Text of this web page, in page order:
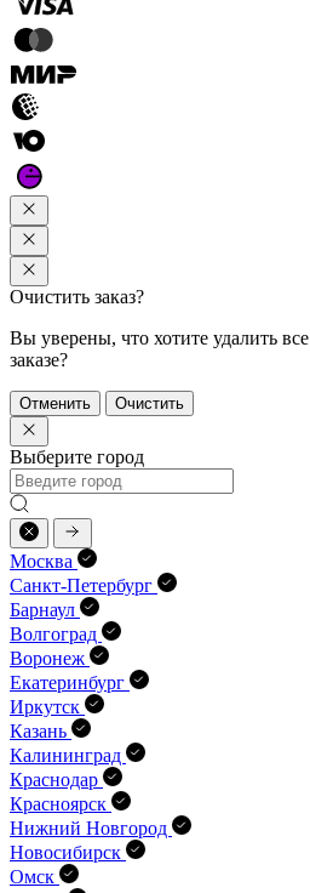
Очистить заказ?
Вы уверены, что хотите удалить
заказе?
Отменить Очистить
Выберите город
Москва
Санкт-Петербург
Барнаул
Волгоград
Воронеж
Екатеринбург
Иркутск
Казань
Калининград
Краснодар
Красноярск
Нижний Новгород
Новосибирск
Омск